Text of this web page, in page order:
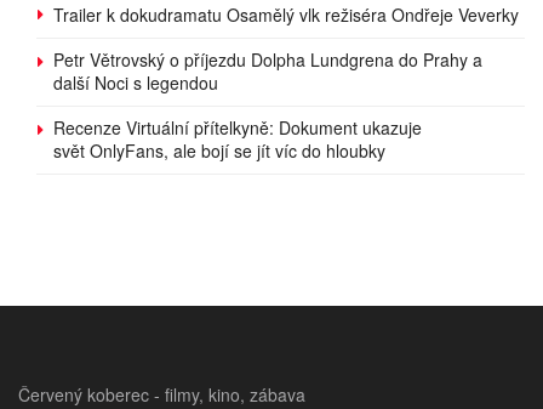
Trailer k dokudramatu Osamělý vlk režiséra Ondřeje Veverky
Petr Větrovský o příjezdu Dolpha Lundgrena do Prahy a
další Noci s legendou
Recenze Virtuální přítelkyně: Dokument ukazuje
svět OnlyFans, ale bojí se jít víc do hloubky
Červený koberec - filmy, kino, zábava